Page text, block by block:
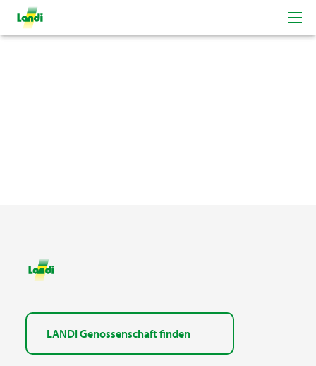
LANDI Genossenschaft finden